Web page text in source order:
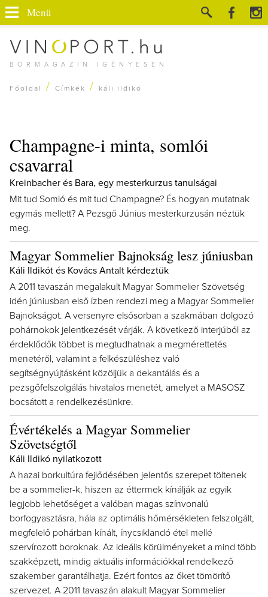
BORMAGAZIN IGÉNYESEN
Menü
Főoldal / Címkék / káli ildikó
Champagne-i minta, somlói
csavarral
Kreinbacher és Bara, egy mesterkurzus tanulságai
Mit tud Somló és mit tud Champagne? És hogyan mutatnak
egymás mellett? A Pezsgő Június mesterkurzusán néztük
meg.
Magyar Sommelier Bajnokság lesz júniusban
Káli Ildikót és Kovács Antalt kérdeztük
A 2011 tavaszán megalakult Magyar Sommelier Szövetség
idén júniusban első ízben rendezi meg a Magyar Sommelier
Bajnokságot. A versenyre elsősorban a szakmában dolgozó
pohárnokok jelentkezését várják. A következő interjúból az
érdeklődők többet is megtudhatnak a megmérettetés
menetéről, valamint a felkészüléshez való
segítségnyújtásként közöljük a dekantálás és a
pezsgőfelszolgálás hivatalos menetét, amelyet a MASOSZ
bocsátott a rendelkezésünkre.
Évértékelés a Magyar Sommelier
Szövetségtől
Káli Ildikó nyilatkozott
A hazai borkultúra fejlődésében jelentős szerepet töltenek
be a sommelier-k, hiszen az éttermek kínálják az egyik
legjobb lehetőséget a valóban magas színvonalú
borfogyasztásra, hála az optimális hőmérsékleten felszolgált,
megfelelő pohárban kínált, ínycsiklandó étel mellé
szervírozott boroknak. Az ideális körülményeket a mind több
szakképzett, mindig aktuális információkkal rendelkező
szakember garantálhatja. Ezért fontos az őket tömörítő
szervezet. A 2011 tavaszán alakult Magyar Sommelier